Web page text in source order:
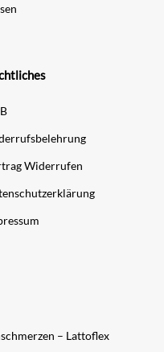
Widerrufen
– Lattoflex